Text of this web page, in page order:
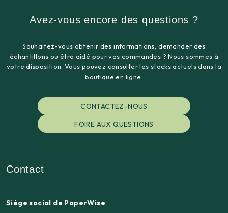
Avez-vous encore des questions ?
Souhaitez-vous obtenir des informations, demander des
échantillons ou être aidé pour vos commandes ? Nous sommes à
votre disposition. Vous pouvez consulter les stocks actuels dans la
boutique en ligne.
CONTACTEZ-NOUS
FOIRE AUX QUESTIONS
Contact
Siège social de PaperWise